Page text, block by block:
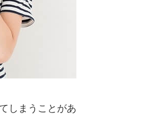
で借りられるカードローン
用して利息0円でお金を借りる3
しまうことがあ